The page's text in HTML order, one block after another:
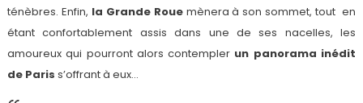
ténèbres. Enfin, la Grande Rouemènera à son sommet, tout en
étant confortablement assis dans une de ses nacelles, les
amoureux qui pourront alors contempler un panorama inédit
de Paris s’offrant à eux…